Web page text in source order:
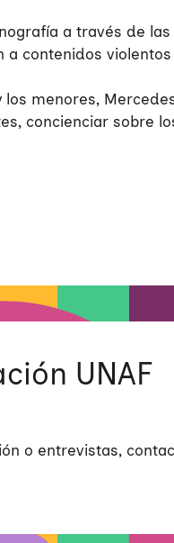
a través de
contenidos
menores,
concienciar sobre
UNAF
o entrevistas,